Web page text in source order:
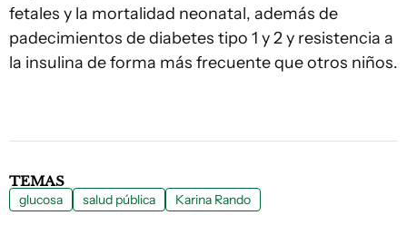
fetales y la mortalidad neonatal, además de
padecimientos de diabetes tipo 1 y 2 y resistencia a
la insulina de forma más frecuente que otros niños.
TEMAS
glucosa salud pública Karina Rando